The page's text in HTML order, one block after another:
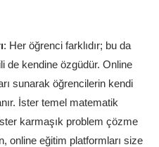
: Her öğrenci farklıdır; bu da
de kendine özgüdür. Online
sunarak öğrencilerin kendi
İster temel matematik
karmaşık problem çözme
online eğitim platformları size